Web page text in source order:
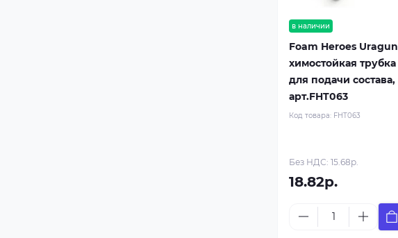
в наличии
Foam Heroes Uragun
химостойкая трубка
для подачи состава,
арт.FHT063
Код товара: FHT063
Без НДС: 15.68р.
18.82р.